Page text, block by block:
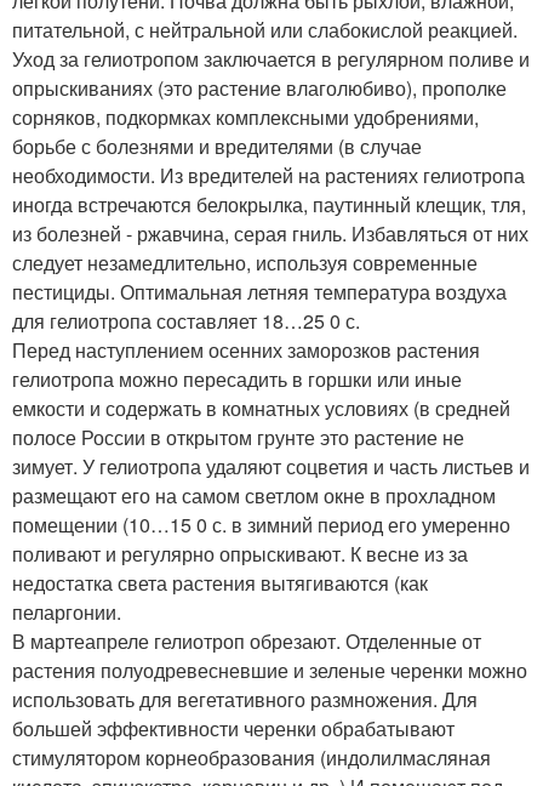
питательной, с нейтральной или слабокислой реакцией.
Уход за гелиотропом заключается в регулярном поливе и
опрыскиваниях (это растение влаголюбиво), прополке
сорняков, подкормках комплексными удобрениями,
борьбе с болезнями и вредителями (в случае
необходимости. Из вредителей на растениях гелиотропа
иногда встречаются белокрылка, паутинный клещик, тля,
из болезней - ржавчина, серая гниль. Избавляться от них
следует незамедлительно, используя современные
пестициды. Оптимальная летняя температура воздуха
для гелиотропа составляет 18…25 0 с.
Перед наступлением осенних заморозков растения
гелиотропа можно пересадить в горшки или иные
емкости и содержать в комнатных условиях (в средней
полосе России в открытом грунте это растение не
зимует. У гелиотропа удаляют соцветия и часть листьев и
размещают его на самом светлом окне в прохладном
помещении (10…15 0 с. в зимний период его умеренно
поливают и регулярно опрыскивают. К весне из за
недостатка света растения вытягиваются (как
пеларгонии.
В мартеапреле гелиотроп обрезают. Отделенные от
растения полуодревесневшие и зеленые черенки можно
использовать для вегетативного размножения. Для
большей эффективности черенки обрабатывают
стимулятором корнеобразования (индолилмасляная